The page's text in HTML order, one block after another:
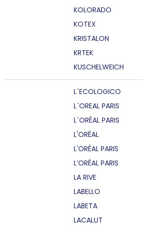
KOLORADO
KOTEX
KRISTALON
KRTEK
KUSCHELWEICH
L´ECOLOGICO
L´OREAL PARIS
L´ORÉAL PARIS
L'ORÉAL
L'ORÉAL PARIS
L’ORÉAL PARIS
LA RIVE
LABELLO
LABETA
LACALUT